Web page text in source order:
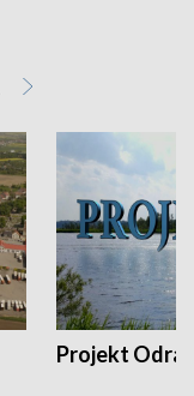
Projekt Odra